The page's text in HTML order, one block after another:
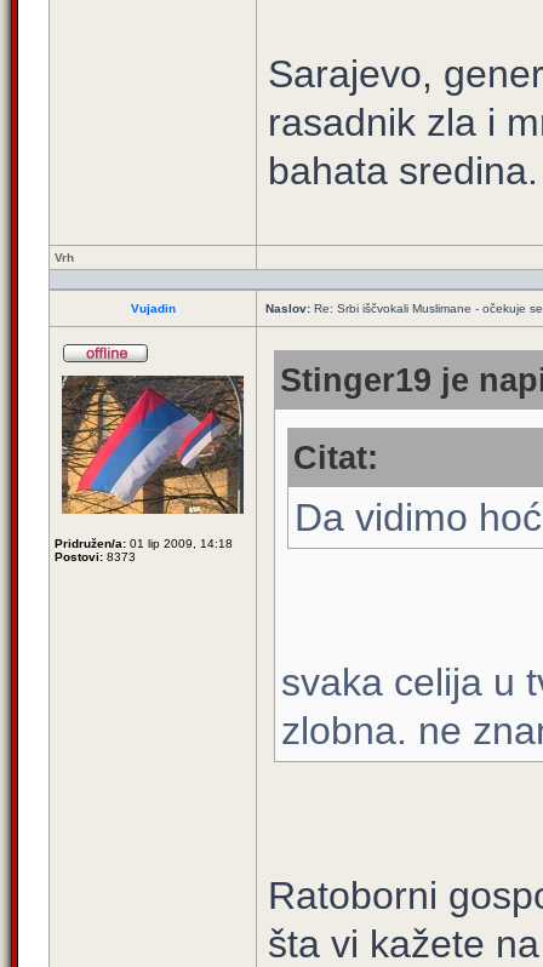
Sarajevo,
rasadnik zla i
bahata sredina.
Vrh
Vujadin Naslov: Re: Srbi iščvokali Muslimane - očekuje
Pridružen/a: 01 lip 2009, 14:18
Postovi: 8373
Stinger19 je
Citat:
Da vidimo
svaka celija u
zlobna. ne
Ratoborni
šta vi kažete